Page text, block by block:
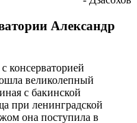
Александр
консерваторией
великолепный
с бакинской
при ленинградской
она поступила в